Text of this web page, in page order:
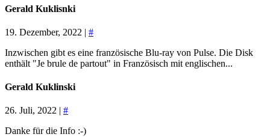
Gerald Kuklisnki
19. Dezember, 2022 | #
Inzwischen gibt es eine französische Blu-ray von Pulse. Die Disk
enthält "Je brule de partout" in Französisch mit englischen...
Gerald Kuklinski
26. Juli, 2022 | #
Danke für die Info :-)